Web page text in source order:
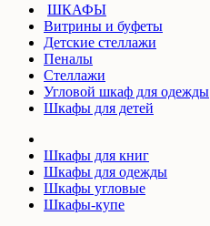
ШКАФЫ
Витрины и буфеты
Детские стеллажи
Пеналы
Стеллажи
Угловой шкаф для одежды
Шкафы для детей
Шкафы для книг
Шкафы для одежды
Шкафы угловые
Шкафы-купе